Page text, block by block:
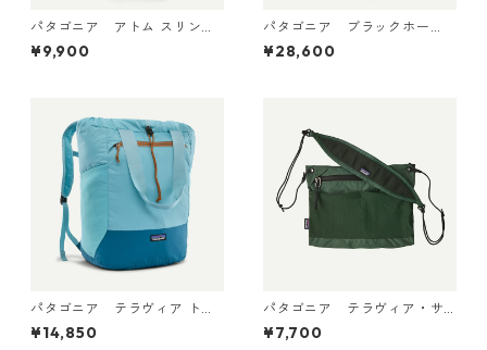
パタゴニア アトム スリング
8L May Grey 48262 日本正規
品
¥9,900
パタゴニア ブラックホー
ル・ミニ・MLC 30L Sastrug
i: Summit Blue 49266 日本正
¥28,600
パタゴニア テラヴィア トー
ト パック 24L Snowmelt Blu
e 48814 日本正規品
¥14,850
パタゴニア テラヴィア・サ
コッシュ 3L (カラー Canopy
Green) Patagonia Terravia
¥7,700